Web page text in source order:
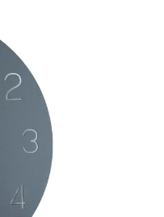
NÁSTENNÉ HODINY DO